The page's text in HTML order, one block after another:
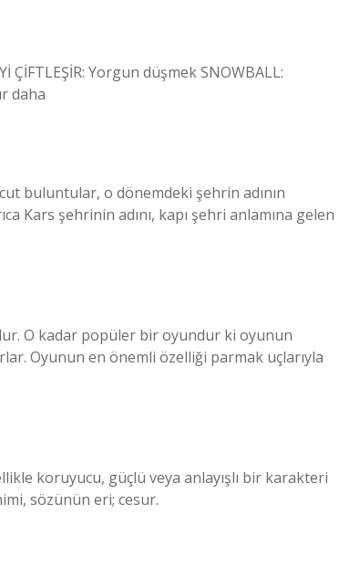
ÇİFTLEŞİR: Yorgun düşmek SNOWBALL:
daha
buluntular, o dönemdeki şehrin adının
O kadar popüler bir oyundur ki oyunun
Oyunun en önemli özelliği parmak uçlarıyla
koruyucu, güçlü veya anlayışlı bir karakteri
sözünün eri; cesur.